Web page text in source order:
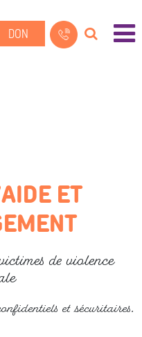
DON
ET
de violence
et sécuritaires.